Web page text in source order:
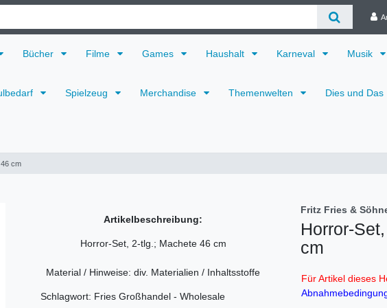
Bücher Filme Games Haushalt Karneval Musik
Spielzeug Merchandise Themenwelten Dies und Das
cm
Artikelbeschreibung:
Horror-Set, 2-tlg.; Machete 46 cm
Material / Hinweise: div. Materialien / Inhaltsstoffe
Schlagwort: Fries Großhandel - Wholesale
Fritz Fries &
Horror-
cm
Für Artikel dieses